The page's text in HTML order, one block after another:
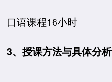
口语课程16小时
3、授课方法与具体分析